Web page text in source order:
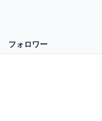
フォロワー